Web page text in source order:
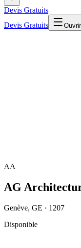
Devis Gratuits
Devis Gratuits
AA
AG
Genève, GE · 1207
Disponible